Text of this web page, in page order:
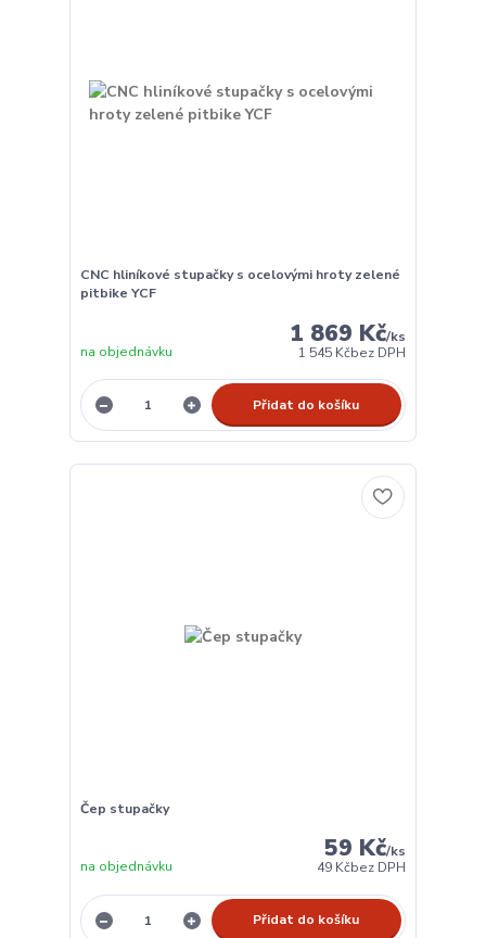
CNC hliníkové stupačky s ocelovými hroty zelené
pitbike YCF
1 869 Kč/ks
1 545 Kčbez DPH
na objednávku
Přidat do košíku
Čep stupačky
59 Kč/ks
49 Kčbez DPH
na objednávku
Přidat do košíku